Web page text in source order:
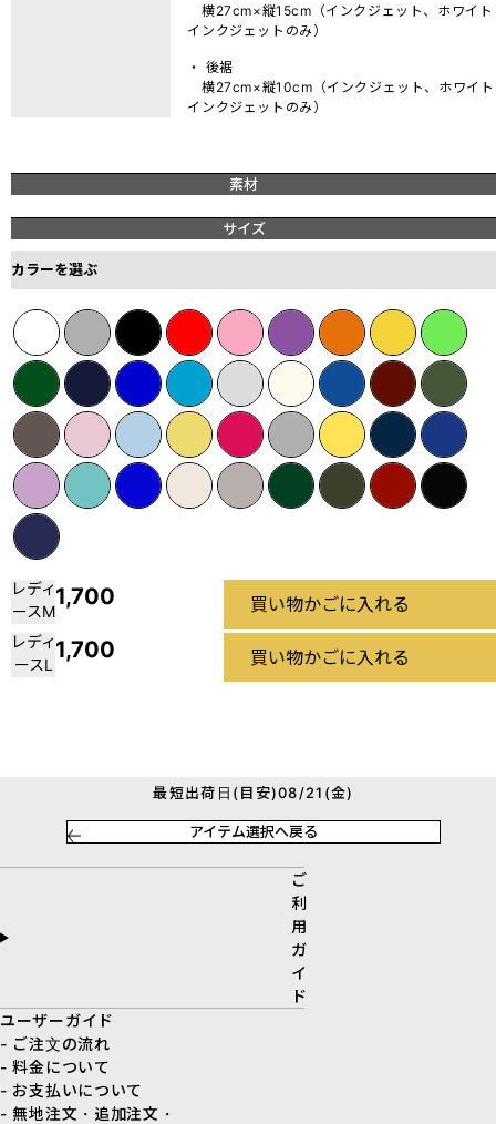
横27cm×縦15cm（インクジェット、ホワイト
インクジェットのみ）
・ 後裾
横27cm×縦10cm（インクジェット、ホワイト
インクジェットのみ）
素材
サイズ
カラーを選ぶ
レディ
ースM
1,700 買い物かごに入れる
レディ
ースL
1,700 買い物かごに入れる
最短出荷日(目安)08/21(金)
アイテム選択へ戻る
ご
利
用
ガ
イ
ド
ユーザーガイド
- ご注文の流れ
- 料金について
- お支払いについて
- 無地注文・追加注文・